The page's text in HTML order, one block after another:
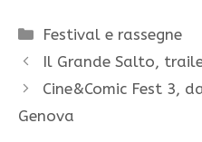
Categorie
Festival e rassegne
Il Grande Salto,
Cine&Comic Fest 3,
Genova